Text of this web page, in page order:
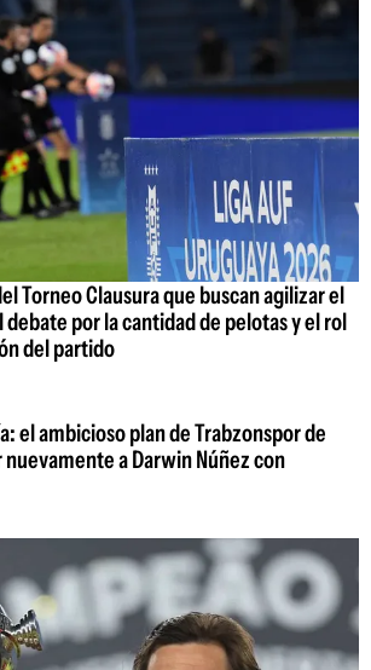
Torneo Clausura que buscan agilizar el
por la cantidad de pelotas y el rol
del partido
el ambicioso plan de Trabzonspor de
a Darwin Núñez con